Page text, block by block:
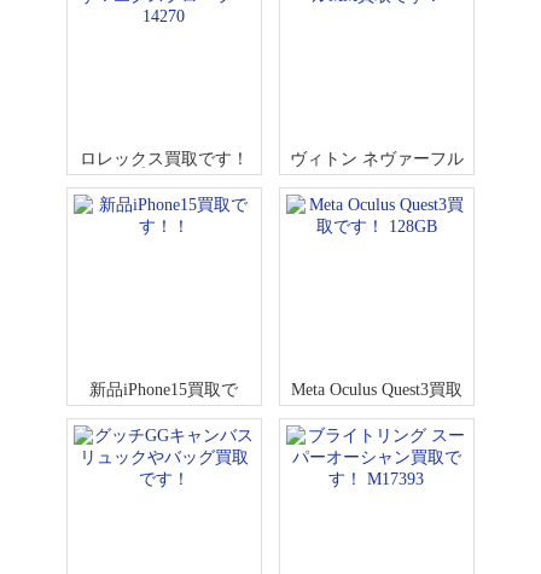
ロレックス買取です！
エクスプローラー 1427
0
ヴィトン ネヴァーフル
MM買取です！
新品iPhone15買取で
す！！
Meta Oculus Quest3買取
です！ 128GB